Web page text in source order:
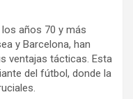
años 70 y más
y Barcelona, han
ventajas tácticas. Esta
del fútbol, donde la